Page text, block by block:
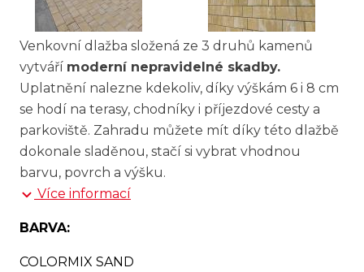
Venkovní dlažba složená ze 3 druhů kamenů
vytváří moderní nepravidelné skadby.
Uplatnění nalezne kdekoliv, díky výškám 6 i 8 cm
se hodí na terasy, chodníky i příjezdové cesty a
parkoviště. Zahradu můžete mít díky této dlažbě
dokonale sladěnou, stačí si vybrat vhodnou
barvu, povrch a výšku.
Více informací
BARVA:
COLORMIX SAND